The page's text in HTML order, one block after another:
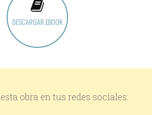
DESCARGAR EBOOK
obra en tus redes sociales: